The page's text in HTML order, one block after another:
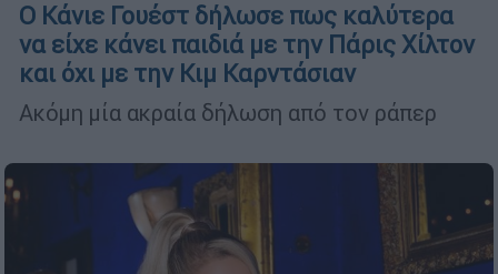
Ο Κάνιε Γουέστ δήλωσε πως καλύτερα
να είχε κάνει παιδιά με την Πάρις Χίλτον
και όχι με την Κιμ Καρντάσιαν
Ακόμη μία ακραία δήλωση από τον ράπερ